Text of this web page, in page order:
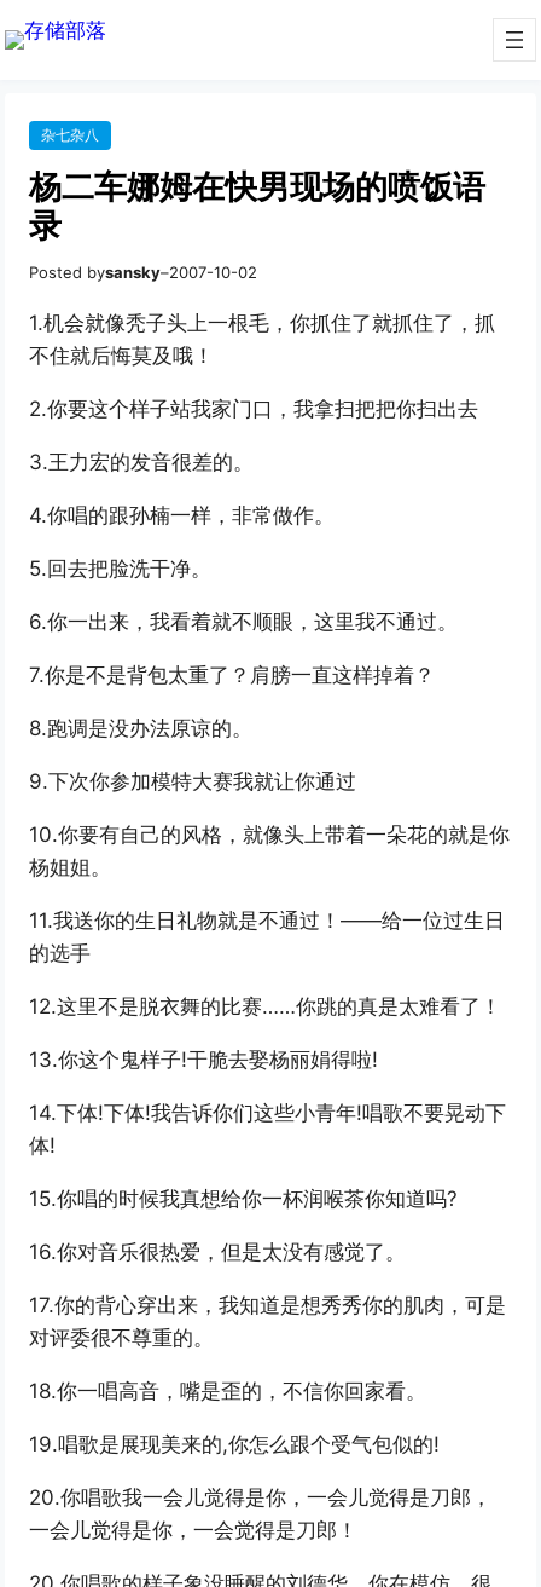
杂七杂八
杨二车娜姆在快男现场的喷饭语
录
Posted bysansky–2007-10-02
1.机会就像秃子头上一根毛，你抓住了就抓住了，抓
不住就后悔莫及哦！
2.你要这个样子站我家门口，我拿扫把把你扫出去
3.王力宏的发音很差的。
4.你唱的跟孙楠一样，非常做作。
5.回去把脸洗干净。
6.你一出来，我看着就不顺眼，这里我不通过。
7.你是不是背包太重了？肩膀一直这样掉着？
8.跑调是没办法原谅的。
9.下次你参加模特大赛我就让你通过
10.你要有自己的风格，就像头上带着一朵花的就是你
杨姐姐。
11.我送你的生日礼物就是不通过！——给一位过生日
的选手
12.这里不是脱衣舞的比赛……你跳的真是太难看了！
13.你这个鬼样子!干脆去娶杨丽娟得啦!
14.下体!下体!我告诉你们这些小青年!唱歌不要晃动下
体!
15.你唱的时候我真想给你一杯润喉茶你知道吗?
16.你对音乐很热爱，但是太没有感觉了。
17.你的背心穿出来，我知道是想秀秀你的肌肉，可是
对评委很不尊重的。
18.你一唱高音，嘴是歪的，不信你回家看。
19.唱歌是展现美来的,你怎么跟个受气包似的!
20.你唱歌我一会儿觉得是你，一会儿觉得是刀郎，
一会儿觉得是你，一会觉得是刀郎！